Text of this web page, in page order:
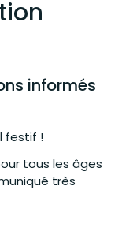
informés
festif !
tous les âges
très